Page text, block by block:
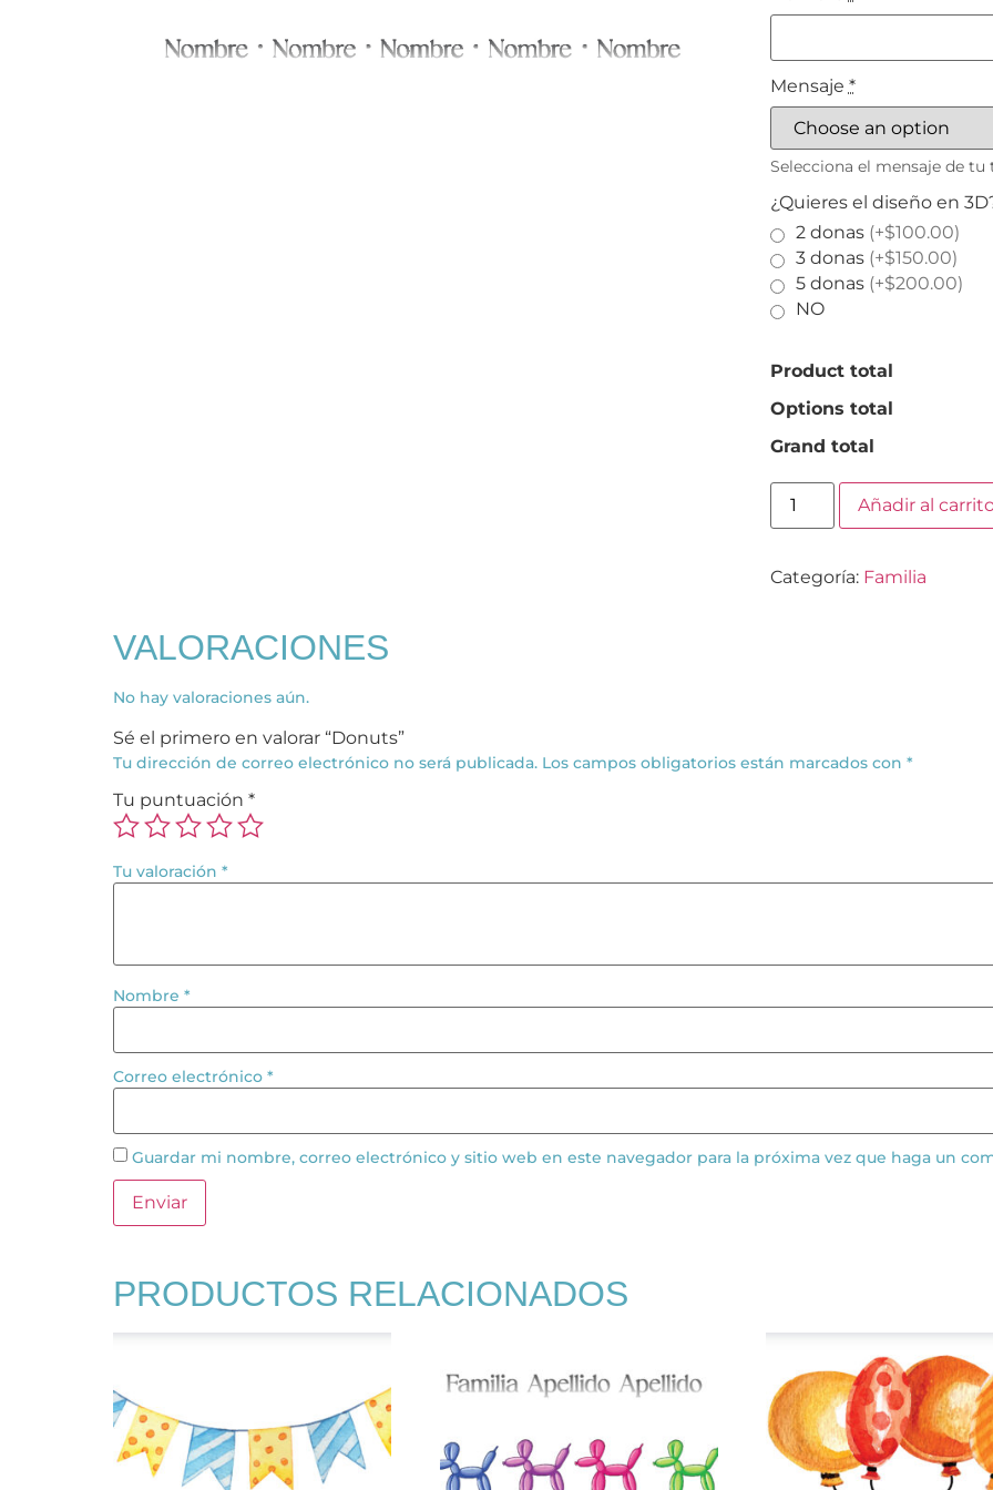
Mensaje *
Selecciona el mensaje de tu
¿Quieres el diseño en
2 donas (+$100.00)
3 donas (+$150.00)
5 donas (+$200.00)
NO
Product total
Options total
Grand total
Añadir al
Categoría: Familia
VALORACIONES
No hay valoraciones aún.
Sé el primero en valorar “Donuts”
Tu dirección de correo electrónico no será publicada. Los campos obligatorios están marcados con *
Tu puntuación *
Tu valoración *
Nombre *
Correo electrónico *
Guardar mi nombre, correo electrónico y sitio web en este navegador para la próxima vez que haga un
PRODUCTOS RELACIONADOS